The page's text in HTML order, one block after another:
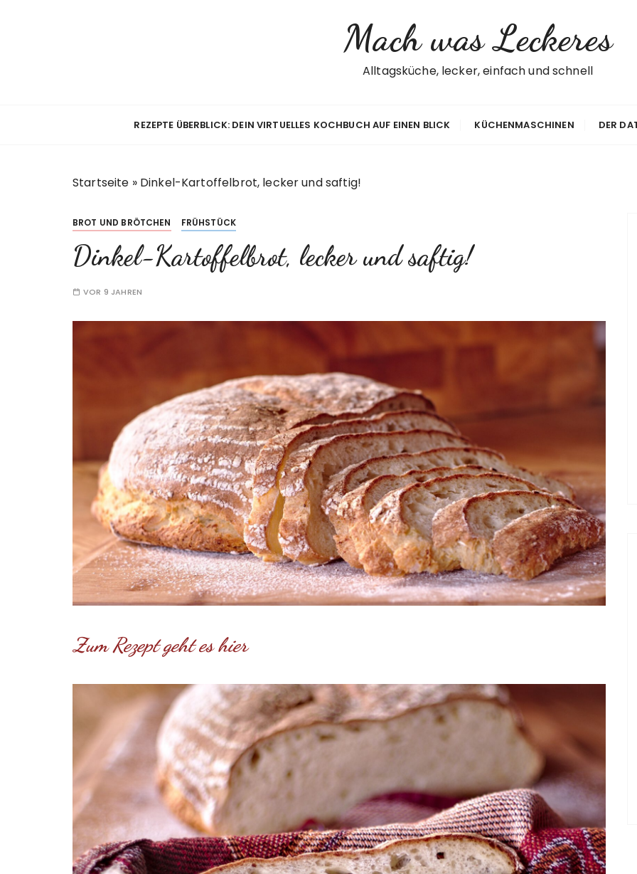
Mach was Leckeres
Alltagsküche, lecker, einfach und schnell
REZEPTE ÜBERBLICK: DEIN VIRTUELLES KOCHBUCH AUF EINEN BLICK KÜCHENMASCHINEN DER
Startseite » Dinkel-Kartoffelbrot, lecker und saftig!
BROT UND BRÖTCHEN FRÜHSTÜCK
Dinkel-Kartoffelbrot, lecker und saftig!
VOR 9 JAHREN
Zum Rezept geht es hier